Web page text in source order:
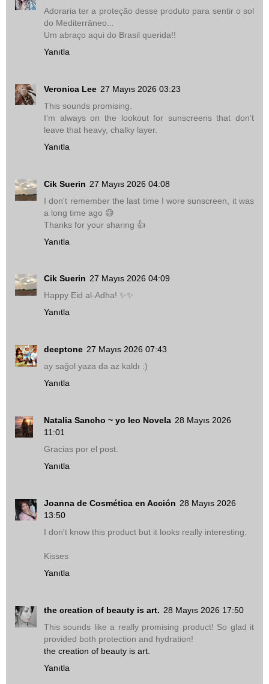
Adoraria ter a proteção desse produto para sentir o sol
do Mediterrâneo...
Um abraço aqui do Brasil querida!!
Yanıtla
Veronica Lee 27 Mayıs 2026 03:23
This sounds promising.
I’m always on the lookout for sunscreens that don’t
leave that heavy, chalky layer.
Yanıtla
Cik Suerin 27 Mayıs 2026 04:08
I don't remember the last time I wore sunscreen, it was
a long time ago 😅
Thanks for your sharing 👍
Yanıtla
Cik Suerin 27 Mayıs 2026 04:09
Happy Eid al-Adha! ✨✨
Yanıtla
deeptone 27 Mayıs 2026 07:43
ay sağol yaza da az kaldı :)
Yanıtla
Natalia Sancho ~ yo leo Novela 28 Mayıs 2026
11:01
Gracias por el post.
Yanıtla
Joanna de Cosmética en Acción 28 Mayıs 2026
13:50
I don't know this product but it looks really interesting.
Kisses
Yanıtla
the creation of beauty is art. 28 Mayıs 2026 17:50
This sounds like a really promising product! So glad it
provided both protection and hydration!
the creation of beauty is art.
Yanıtla